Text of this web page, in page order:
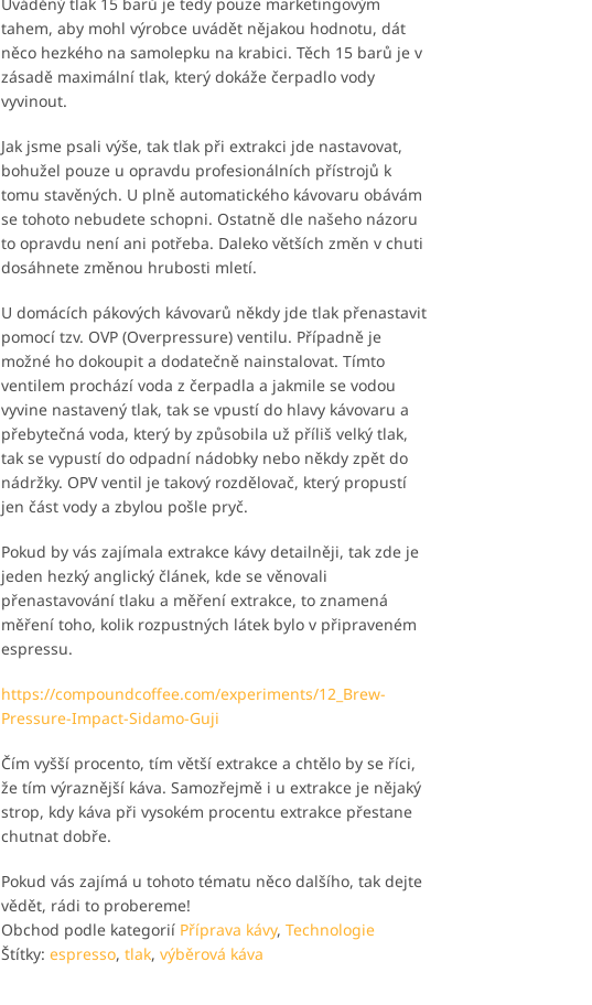
tahem, aby mohl výrobce uvádět nějakou hodnotu, dát
něco hezkého na samolepku na krabici. Těch 15 barů je v
zásadě maximální tlak, který dokáže čerpadlo vody
vyvinout.
Jak jsme psali výše, tak tlak při extrakci jde nastavovat,
bohužel pouze u opravdu profesionálních přístrojů k
tomu stavěných. U plně automatického kávovaru obávám
se tohoto nebudete schopni. Ostatně dle našeho názoru
to opravdu není ani potřeba. Daleko větších změn v chuti
dosáhnete změnou hrubosti mletí.
U domácích pákových kávovarů někdy jde tlak přenastavit
pomocí tzv. OVP (Overpressure) ventilu. Případně je
možné ho dokoupit a dodatečně nainstalovat. Tímto
ventilem prochází voda z čerpadla a jakmile se vodou
vyvine nastavený tlak, tak se vpustí do hlavy kávovaru a
přebytečná voda, který by způsobila už příliš velký tlak,
tak se vypustí do odpadní nádobky nebo někdy zpět do
nádržky. OPV ventil je takový rozdělovač, který propustí
jen část vody a zbylou pošle pryč.
Pokud by vás zajímala extrakce kávy detailněji, tak zde je
jeden hezký anglický článek, kde se věnovali
přenastavování tlaku a měření extrakce, to znamená
měření toho, kolik rozpustných látek bylo v připraveném
espressu.
https://compoundcoffee.com/experiments/12_Brew-
Pressure-Impact-Sidamo-Guji
Čím vyšší procento, tím větší extrakce a chtělo by se říci,
že tím výraznější káva. Samozřejmě i u extrakce je nějaký
strop, kdy káva při vysokém procentu extrakce přestane
chutnat dobře.
Pokud vás zajímá u tohoto tématu něco dalšího, tak dejte
vědět, rádi to probereme!
Obchod podle kategorií Příprava kávy, Technologie
Štítky: espresso, tlak, výběrová káva